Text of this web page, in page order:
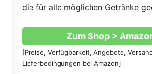
die für alle möglichen Getränke
Zum Shop >
[Preise, Verfügbarkeit, Angebote,
Lieferbedingungen bei Amazon]